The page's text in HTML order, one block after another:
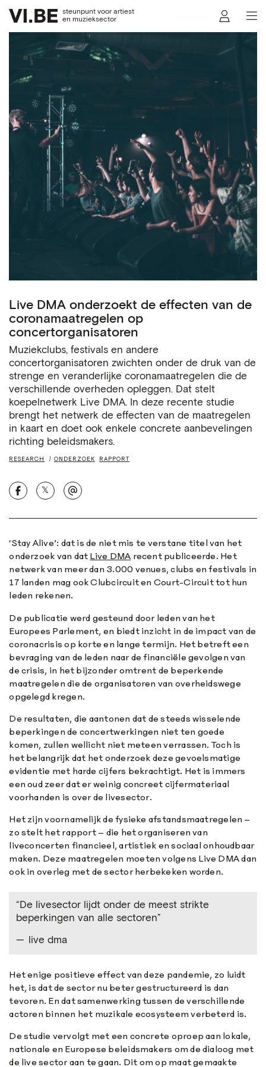
steunpunt voor artiest
en muzieksector
Live DMA onderzoekt de effecten van de
coronamaatregelen op
concertorganisatoren
Muziekclubs, festivals en andere
concertorganisatoren zwichten onder de druk van de
strenge en veranderlijke coronamaatregelen die de
verschillende overheden opleggen. Dat stelt
koepelnetwerk Live DMA. In deze recente studie
brengt het netwerk de effecten van de maatregelen
in kaart en doet ook enkele concrete aanbevelingen
richting beleidsmakers.
RESEARCH ONDERZOEK RAPPORT
𝕏
‘Stay Alive’: dat is de niet mis te verstane titel van het
onderzoek van dat Live DMA recent publiceerde. Het
netwerk van meer dan 3.000 venues, clubs en festivals in
17 landen mag ook Clubcircuit en Court-Circuit tot hun
leden rekenen.
De publicatie werd gesteund door leden van het
Europees Parlement, en biedt inzicht in de impact van de
coronacrisis op korte en lange termijn. Het betreft een
bevraging van de leden naar de financiële gevolgen van
de crisis, in het bijzonder omtrent de beperkende
maatregelen die de organisatoren van overheidswege
opgelegd kregen.
De resultaten, die aantonen dat de steeds wisselende
beperkingen de concertwerkingen niet ten goede
komen, zullen wellicht niet meteen verrassen. Toch is
het belangrijk dat het onderzoek deze gevoelsmatige
evidentie met harde cijfers bekrachtigt. Het is immers
een oud zeer dat er weinig concreet cijfermateriaal
voorhanden is over de livesector.
Het zijn voornamelijk de fysieke afstandsmaatregelen –
zo stelt het rapport – die het organiseren van
liveconcerten financieel, artistiek en sociaal onhoudbaar
maken. Deze maatregelen moeten volgens Live DMA dan
ook in overleg met de sector herbekeken worden.
“De livesector lijdt onder de meest strikte
beperkingen van alle sectoren”
live dma
Het enige positieve effect van deze pandemie, zo luidt
het, is dat de sector nu beter gestructureerd is dan
tevoren. En dat samenwerking tussen de verschillende
actoren binnen het muzikale ecosysteem verbeterd is.
De studie vervolgt met een concrete oproep aan lokale,
nationale en Europese beleidsmakers om de dialoog met
de live sector aan te gaan. Dit om op maat gemaakte